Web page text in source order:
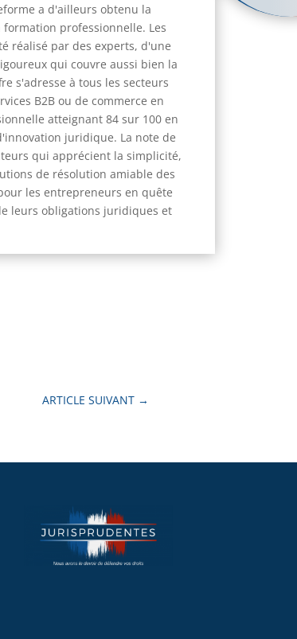
a d'ailleurs obtenu la
professionnelle. Les
réalisé par des experts, d'une
qui couvre aussi bien la
s'adresse à tous les secteurs
B2B ou de commerce en
atteignant 84 sur 100 en
juridique. La note de
qui apprécient la simplicité,
de résolution amiable des
les entrepreneurs en quête
leurs obligations juridiques et
ARTICLE SUIVANT →